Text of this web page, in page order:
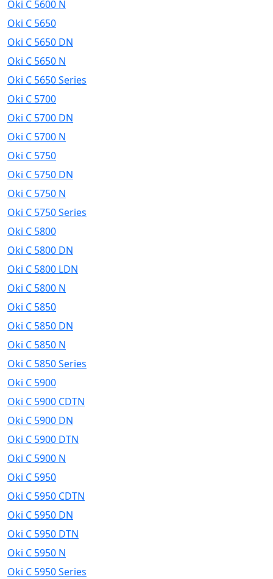
Oki C 5600 N
Oki C 5650
Oki C 5650 DN
Oki C 5650 N
Oki C 5650 Series
Oki C 5700
Oki C 5700 DN
Oki C 5700 N
Oki C 5750
Oki C 5750 DN
Oki C 5750 N
Oki C 5750 Series
Oki C 5800
Oki C 5800 DN
Oki C 5800 LDN
Oki C 5800 N
Oki C 5850
Oki C 5850 DN
Oki C 5850 N
Oki C 5850 Series
Oki C 5900
Oki C 5900 CDTN
Oki C 5900 DN
Oki C 5900 DTN
Oki C 5900 N
Oki C 5950
Oki C 5950 CDTN
Oki C 5950 DN
Oki C 5950 DTN
Oki C 5950 N
Oki C 5950 Series